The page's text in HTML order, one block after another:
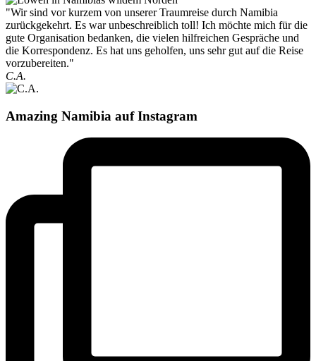
"Wir sind vor kurzem von unserer Traumreise durch Namibia
zurückgekehrt. Es war unbeschreiblich toll! Ich möchte mich für die
gute Organisation bedanken, die vielen hilfreichen Gespräche und
die Korrespondenz. Es hat uns geholfen, uns sehr gut auf die Reise
vorzubereiten."
C.A.
Amazing Namibia auf Instagram